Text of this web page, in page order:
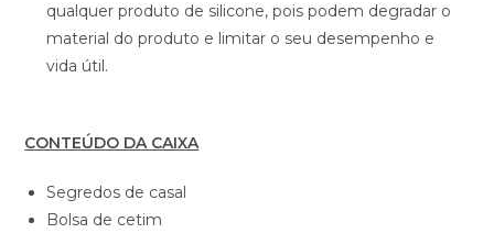
qualquer produto de silicone, pois podem degradar o
material do produto e limitar o seu desempenho e
vida útil.
CONTEÚDO DA CAIXA
Segredos de casal
Bolsa de cetim